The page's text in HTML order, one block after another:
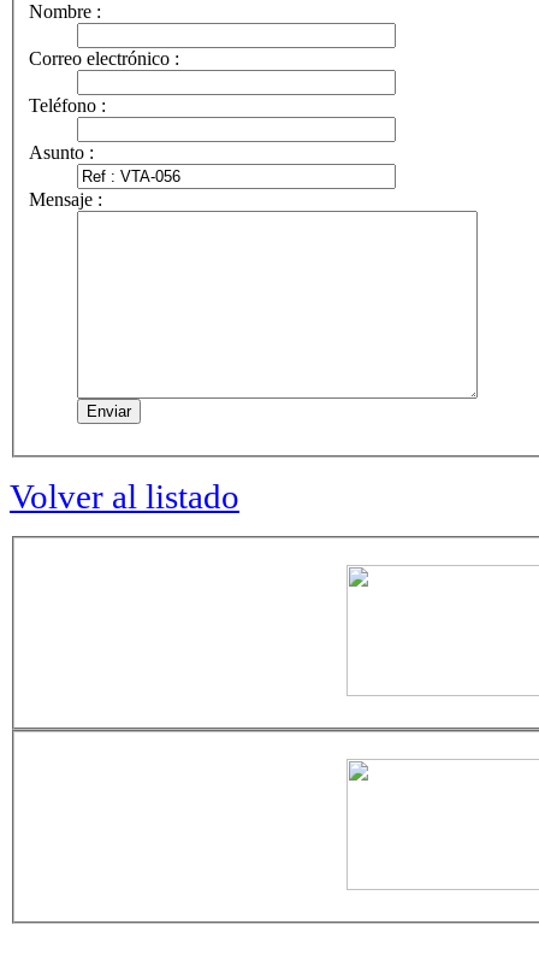
Nombre :
Correo electrónico :
Teléfono :
Asunto :
Mensaje :
Volver al listado